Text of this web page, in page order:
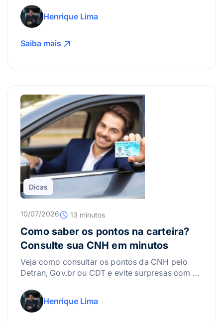
Henrique Lima
Saiba mais
Dicas
10/07/2026 13 minutos
Como saber os pontos na carteira?
Consulte sua CNH em minutos
Veja como consultar os pontos da CNH pelo
Detran, Gov.br ou CDT e evite surpresas com a
Henrique Lima